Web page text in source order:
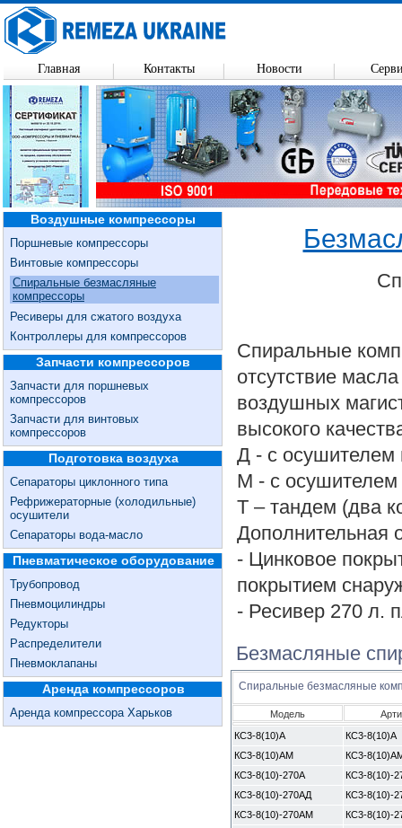
Воздушные компрессоры
Поршневые компрессоры
Винтовые компрессоры
Спиральные безмасляные
компрессоры
Ресиверы для сжатого воздуха
Контроллеры для компрессоров
Запчасти компрессоров
Запчасти для поршневых
компрессоров
Запчасти для винтовых
компрессоров
Подготовка воздуха
Сепараторы циклонного типа
Рефрижераторные (холодильные)
осушители
Сепараторы вода-масло
Пневматическое оборудование
Трубопровод
Пневмоцилиндры
Редукторы
Распределители
Пневмоклапаны
Аренда компрессоров
Аренда компрессора Харьков
Спиральные
отсутствие
воздушных
высокого
Д - с осушителем
М - с осушителем
Т – тандем (два
Дополнительная
- Цинковое
покрытием
- Ресивер 270 л.
Безмасляные
Спиральные безмасляные
Модель
КС3-8(10)А
КС3-8(10)А
КС3-8(10)АМ
КС3-
КС3-8(10)-270А
КС3-8(10)-
КС3-8(10)-270АД
КС3-8(10)-
КС3-8(10)-270АМ
КС3-8(10)-
Главная Контакты Новости